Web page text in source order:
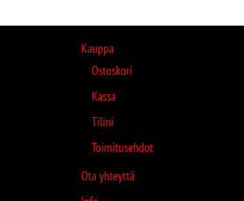
Kauppa
Ostoskori
Kassa
Tilini
Toimitusehdot
Ota yhteyttä